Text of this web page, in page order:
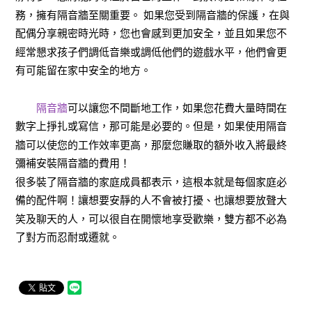
務，擁有隔音牆至關重要。 如果您受到隔音牆的保護，在與
配偶分享親密時光時，您也會感到更加安全，並且如果您不
經常懇求孩子們調低音樂或調低他們的遊戲水平，他們會更
有可能留在家中安全的地方。
隔音牆可以讓您不間斷地工作，如果您花費大量時間在
數字上掙扎或寫信，那可能是必要的。但是，如果使用隔音
牆可以使您的工作效率更高，那麼您賺取的額外收入將最終
彌補安裝隔音牆的費用！
很多裝了隔音牆的家庭成員都表示，這根本就是每個家庭必
備的配件啊！讓想要安靜的人不會被打擾、也讓想要放聲大
笑及聊天的人，可以很自在開懷地享受歡樂，雙方都不必為
了對方而忍耐或遷就。